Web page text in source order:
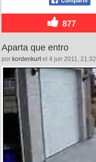
877
Aparta que entro
por kordenkurtel 4 jun 2011, 21:32